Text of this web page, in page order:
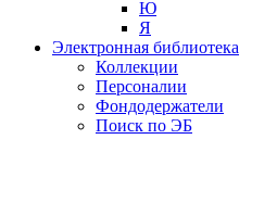
Ю
Я
Электронная библиотека
Коллекции
Персоналии
Фондодержатели
Поиск по ЭБ